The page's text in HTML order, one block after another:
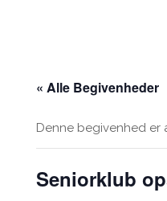
« Alle Begivenheder
Denne begivenhed er
Seniorklub